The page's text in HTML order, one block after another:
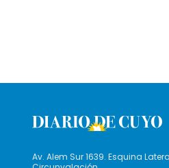
Av. Alem Sur 1639. Esquina